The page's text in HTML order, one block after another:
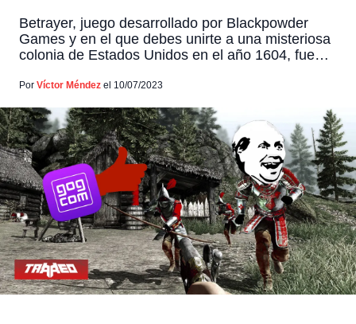
Betrayer, juego desarrollado por Blackpowder
Games y en el que debes unirte a una misteriosa
colonia de Estados Unidos en el año 1604, fue
mayo de 2021, sin saber concretamente por qué.
vuelto pero ahora […]
Por Víctor Méndez el 10/07/2023